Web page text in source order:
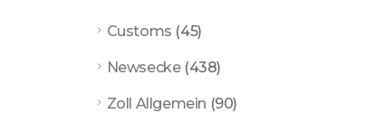
Customs (45)
Newsecke(438)
Zoll Allgemein (90)